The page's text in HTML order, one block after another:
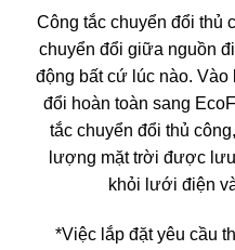
Công tắc chuyển đổi thủ
chuyển đổi giữa nguồn
động bất cứ lúc nào. Vào
đổi hoàn toàn sang
tắc chuyển đổi thủ
lượng mặt trời được
khỏi lưới điện
*Việc lắp đặt yêu cầu